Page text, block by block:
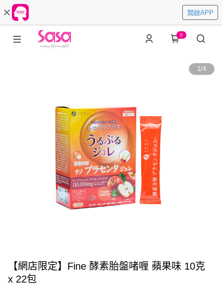
開啟APP
0
1/4
【網店限定】Fine 酵素胎盤啫喱 蘋果味 10克
x 22包